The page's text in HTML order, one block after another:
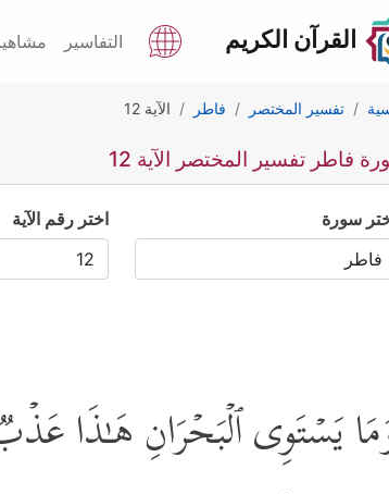
القرآن الكريم التفاسير
تفسير المختصر فاطر الآية 12
فاطر تفسير المختصر الآية 12
سورة اختر رقم الآية
یَسۡتَوِی ٱلۡبَحۡرَانِ هَـٰذَا